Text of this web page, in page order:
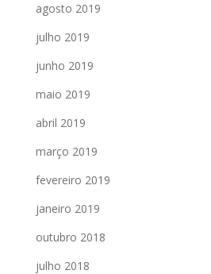
agosto 2019
julho 2019
junho 2019
maio 2019
abril 2019
março 2019
fevereiro 2019
janeiro 2019
outubro 2018
julho 2018